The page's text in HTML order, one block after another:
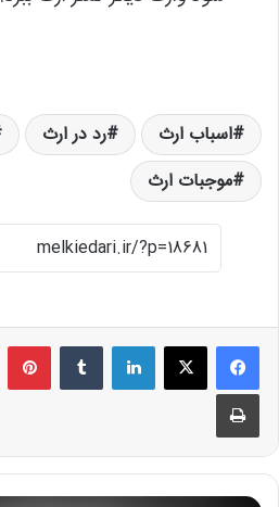
اسباب ارث رد در ارث
موجبات ارث